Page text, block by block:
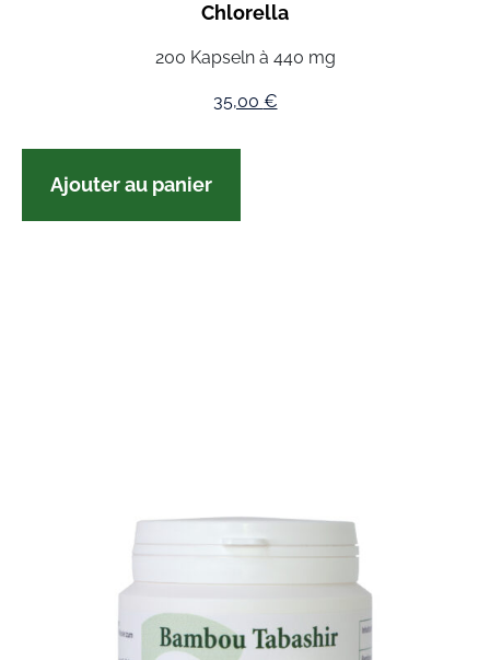
Chlorella
200 Kapseln à 440 mg
35,00 €
Ajouter au panier